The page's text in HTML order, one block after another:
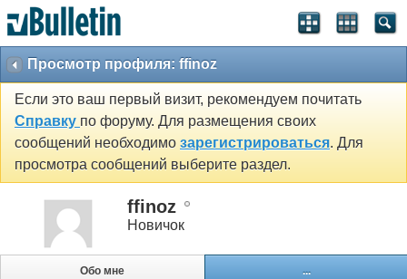
Просмотр профиля: ffinoz
Если это ваш первый визит, рекомендуем почитать
Справку по форуму. Для размещения своих
сообщений необходимо зарегистрироваться. Для
просмотра сообщений выберите раздел.
ffinoz
Новичок
Обо мне ...